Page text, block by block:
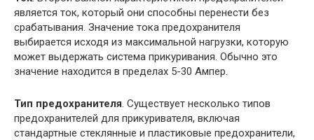
является ток, который они способны перенести без
срабатывания. Значение тока предохранителя
выбирается исходя из максимальной нагрузки, которую
может выдержать система прикуривания. Обычно это
значение находится в пределах 5-30 Ампер.
Тип предохранителя . Существует несколько типов
предохранителей для прикуривателя, включая
стандартные стеклянные и пластиковые предохранители,